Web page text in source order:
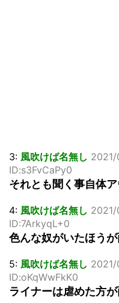
3: 風吹けば名無し
ID:s3FvCaPy0
それとも聞く事自体ア
4: 風吹けば名無し
ID:7ArkyqL+0
色んな奴がいたほう
5: 風吹けば名無し
ID:oKqWwFkK0
ライナーは虐めた方